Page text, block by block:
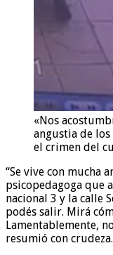
«Nos
angustia de los
el crimen del
“Se vive con mucha
psicopedagoga que
nacional 3 y la calle
podés salir. Mirá
Lamentablemente,
resumió con crudeza.